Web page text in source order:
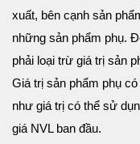
xuất, bên cạnh sản
những sản phẩm phụ.
phải loại trừ giá trị sản
Giá trị sản phẩm phụ
như giá trị có thể sử
giá NVL ban đầu.